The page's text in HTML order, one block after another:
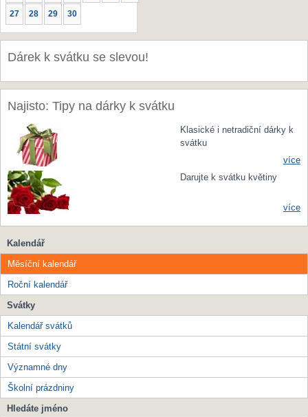
27 28 29 30
Dárek k svátku se slevou!
Najisto: Tipy na dárky k svátku
Klasické i netradiční dárky k
svátku
více
Darujte k svátku květiny
více
Kalendář
Měsíční kalendář
Roční kalendář
Svátky
Kalendář svátků
Státní svátky
Významné dny
Školní prázdniny
Hledáte jméno